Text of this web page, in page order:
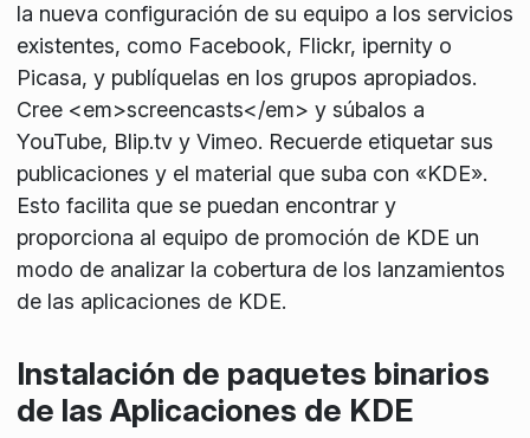
la nueva configuración de su equipo a los servicios
existentes, como Facebook, Flickr, ipernity o
Picasa, y publíquelas en los grupos apropiados.
Cree <em>screencasts</em> y súbalos a
YouTube, Blip.tv y Vimeo. Recuerde etiquetar sus
publicaciones y el material que suba con «KDE».
Esto facilita que se puedan encontrar y
proporciona al equipo de promoción de KDE un
modo de analizar la cobertura de los lanzamientos
de las aplicaciones de KDE.
Instalación de paquetes binarios
de las Aplicaciones de KDE